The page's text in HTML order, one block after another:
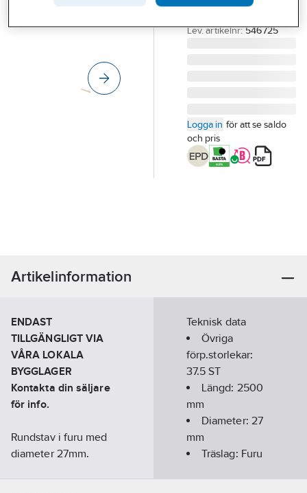
OBH 20ST/BNT
Lev. artikelnr: 546725
Logga in för att se saldo
och pris
Artikelinformation
ENDAST
TILLGÄNGLIGT VIA
VÅRA LOKALA
BYGGLAGER
Kontakta din säljare
för info.
Rundstav i furu med
diameter 27mm.
Teknisk data
Övriga
förp.storlekar:
37.5 ST
Längd: 2500
mm
Diameter: 27
mm
Träslag: Furu